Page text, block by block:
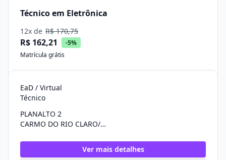
Técnico em Eletrônica
12x de R$ 170,75
R$ 162,21
-5%
Matrícula grátis
EaD / Virtual
Técnico
PLANALTO 2
CARMO DO RIO CLARO/MG
Ver mais detalhes